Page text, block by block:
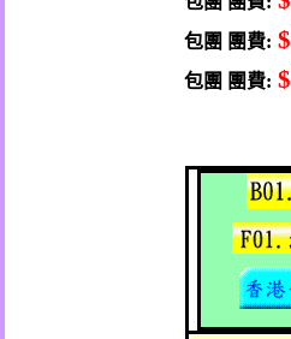
包團 團費: $
包團 團費: $